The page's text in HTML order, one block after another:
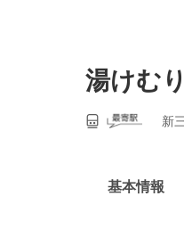
湯けむ
新
基本情報